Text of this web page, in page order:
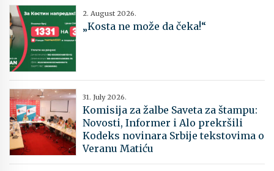
2. August 2026.
„Kosta ne može da čeka!“
31. July 2026.
Komisija za žalbe Saveta za štampu:
Novosti, Informer i Alo prekršili
Kodeks novinara Srbije tekstovima o
Veranu Matiću